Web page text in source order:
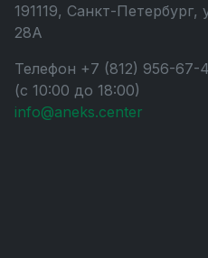
191119, Санкт-Петербург,
28А
Телефон +7 (812) 956-67-
(с 10:00 до 18:00)
info@aneks.center